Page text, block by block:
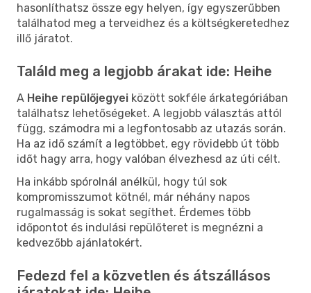
hasonlíthatsz össze egy helyen, így egyszerűbben
találhatod meg a terveidhez és a költségkeretedhez
illő járatot.
Találd meg a legjobb árakat ide: Heihe
A Heihe repülőjegyei között sokféle árkategóriában
találhatsz lehetőségeket. A legjobb választás attól
függ, számodra mi a legfontosabb az utazás során.
Ha az idő számít a legtöbbet, egy rövidebb út több
időt hagy arra, hogy valóban élvezhesd az úti célt.
Ha inkább spórolnál anélkül, hogy túl sok
kompromisszumot kötnél, már néhány napos
rugalmasság is sokat segíthet. Érdemes több
időpontot és indulási repülőteret is megnézni a
kedvezőbb ajánlatokért.
Fedezd fel a közvetlen és átszállásos